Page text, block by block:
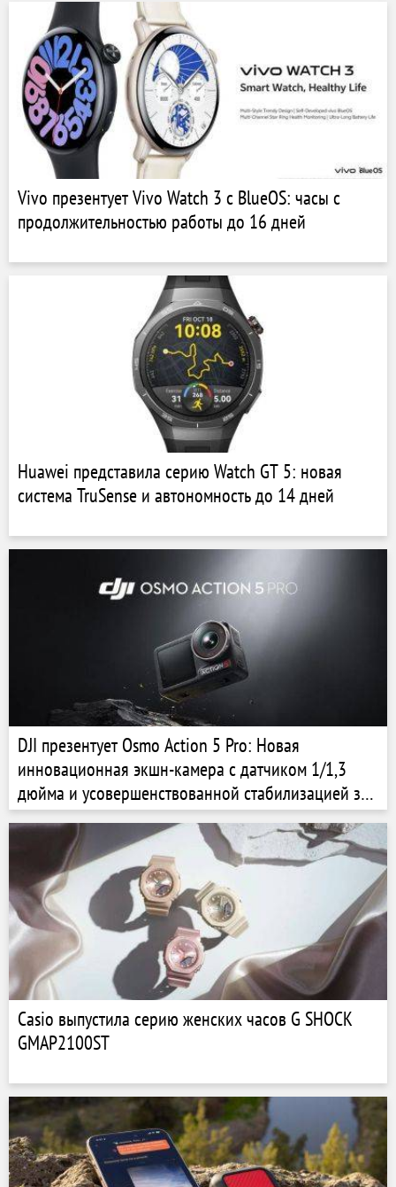
Vivo презентует Vivo Watch 3 с BlueOS: часы с
продолжительностью работы до 16 дней
Huawei представила серию Watch GT 5: новая
система TruSense и автономность до 14 дней
DJI презентует Osmo Action 5 Pro: Новая
инновационная экшн-камера с датчиком 1/1,3
дюйма и усовершенствованной стабилизацией за
$349
Casio выпустила серию женских часов G SHOCK
GMAP2100ST